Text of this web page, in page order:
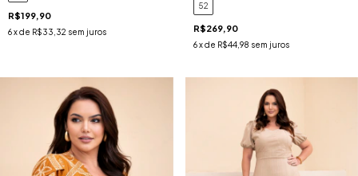
R$199,90
6x de R$33,32 sem juros
52
R$269,90
6 x de R$44,98 sem juros